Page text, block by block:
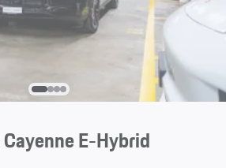
E-Hybrid